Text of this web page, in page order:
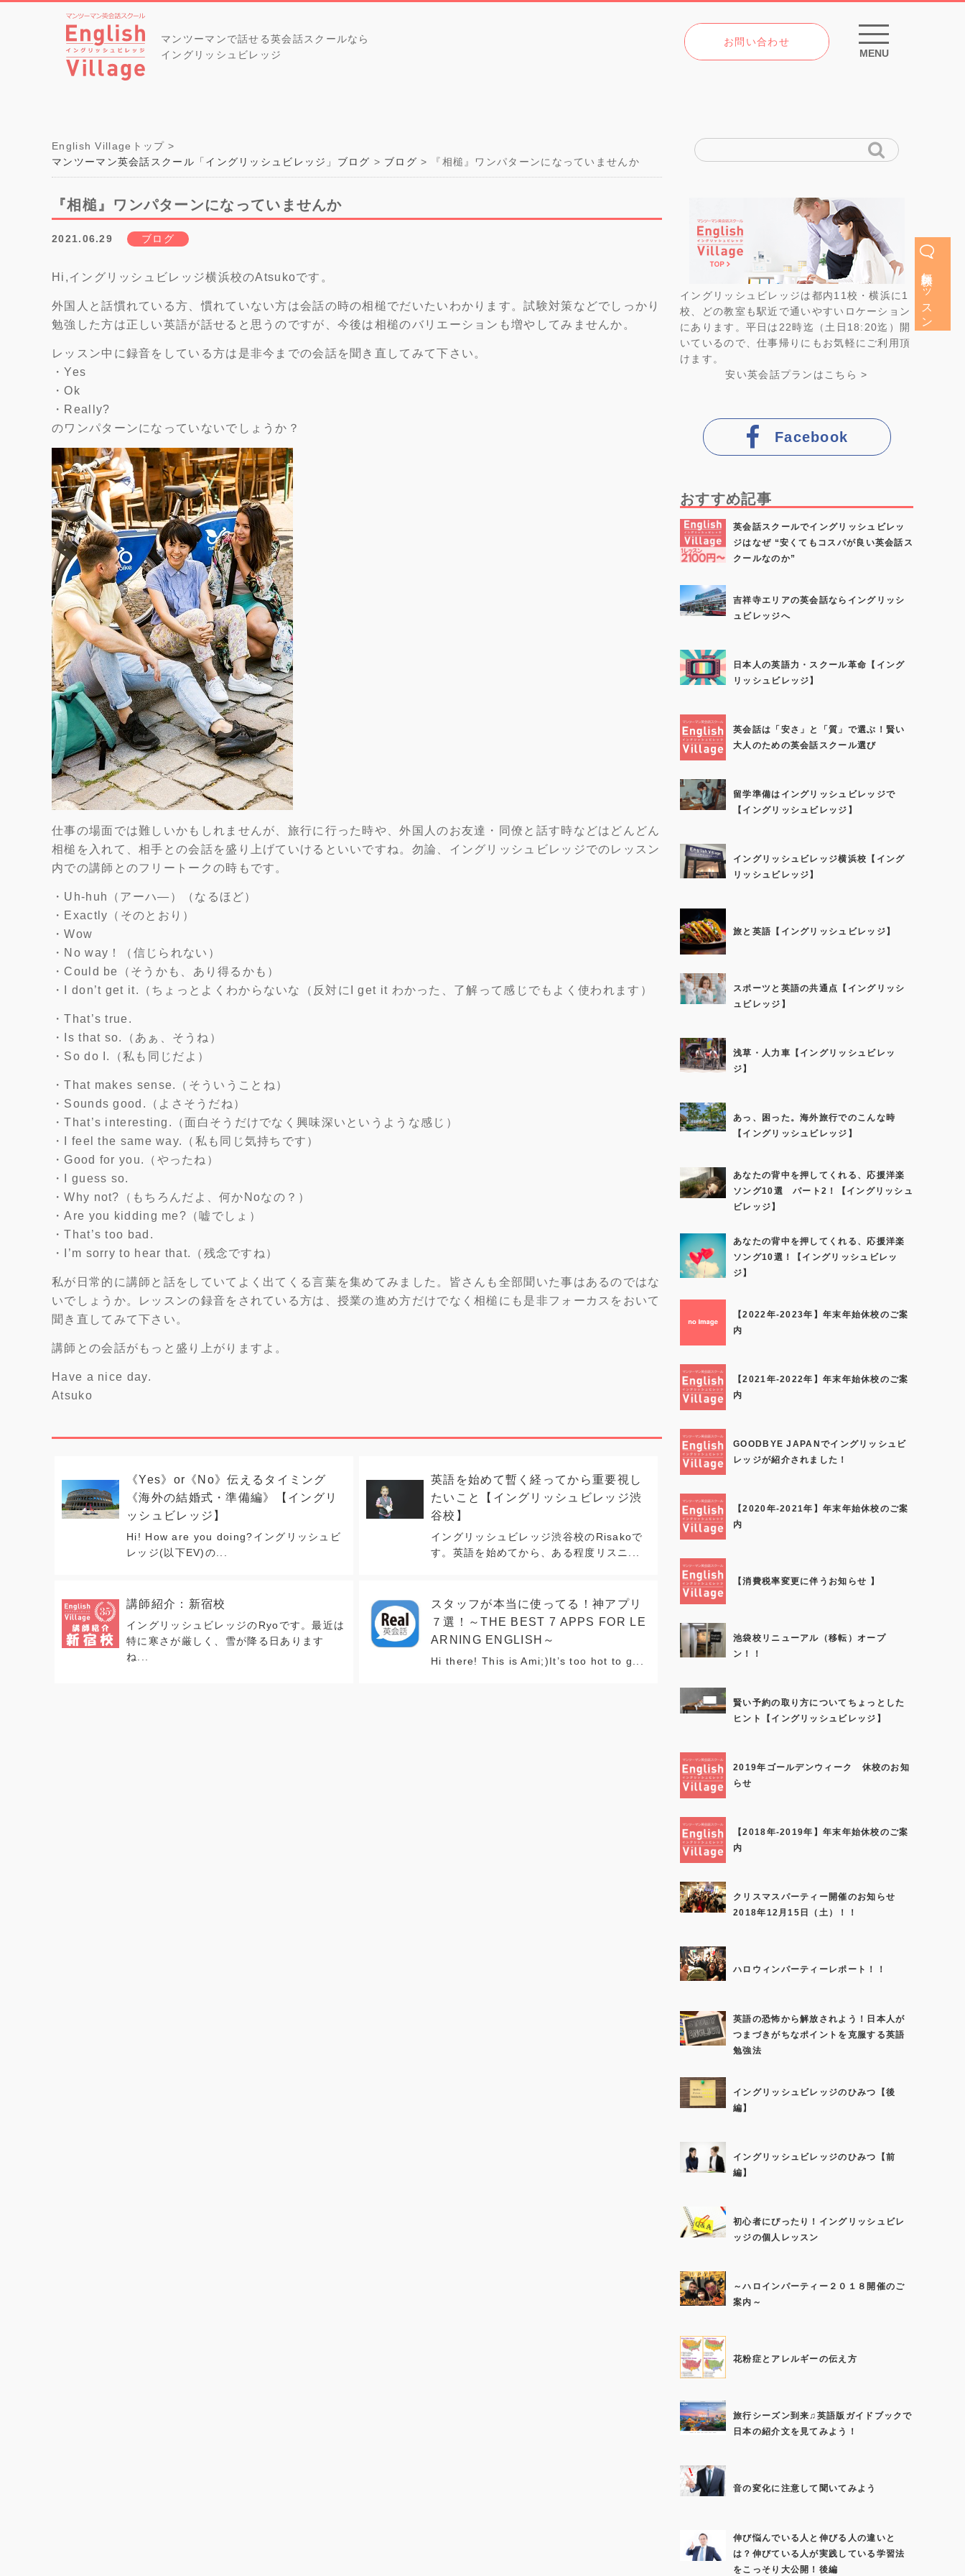
無料体験レッスン
マンツーマンで話せる英会話スクールなら
イングリッシュビレッジ
お問い合わせ
MENU
English Villageトップ
マンツーマン英会話スクール「イングリッシュビレッジ」ブログ
ブログ 『相槌』ワンパターンになっていませんか
『相槌』ワンパターンになっていませんか
2021.06.29 ブログ
Hi,イングリッシュビレッジ横浜校のAtsukoです。
外国人と話慣れている方、慣れていない方は会話の時の相槌でだいたいわかります。試験対策などでしっかり
勉強した方は正しい英語が話せると思うのですが、今後は相槌のバリエーションも増やしてみませんか。
レッスン中に録音をしている方は是非今までの会話を聞き直してみて下さい。
・Yes
・Ok
・Really?
のワンパターンになっていないでしょうか？
仕事の場面では難しいかもしれませんが、旅行に行った時や、外国人のお友達・同僚と話す時などはどんどん
相槌を入れて、相手との会話を盛り上げていけるといいですね。勿論、イングリッシュビレッジでのレッスン
内での講師とのフリートークの時もです。
・Uh-huh（アーハ―）（なるほど）
・Exactly（そのとおり）
・Wow
・No way！（信じられない）
・Could be（そうかも、あり得るかも）
・I don’t get it.（ちょっとよくわからないな（反対にI get it わかった、了解って感じでもよく使われます）
・That’s true.
・Is that so.（あぁ、そうね）
・So do I.（私も同じだよ）
・That makes sense.（そういうことね）
・Sounds good.（よさそうだね）
・That’s interesting.（面白そうだけでなく興味深いというような感じ）
・I feel the same way.（私も同じ気持ちです）
・Good for you.（やったね）
・I guess so.
・Why not?（もちろんだよ、何かNoなの？）
・Are you kidding me?（嘘でしょ）
・That’s too bad.
・I’m sorry to hear that.（残念ですね）
私が日常的に講師と話をしていてよく出てくる言葉を集めてみました。皆さんも全部聞いた事はあるのではな
いでしょうか。レッスンの録音をされている方は、授業の進め方だけでなく相槌にも是非フォーカスをおいて
聞き直してみて下さい。
講師との会話がもっと盛り上がりますよ。
Have a nice day.
Atsuko
《Yes》or《No》伝えるタイミング
《海外の結婚式・準備編》【イングリ
ッシュビレッジ】
Hi! How are you doing?イングリッシュビ
レッジ(以下EV)の...
英語を始めて暫く経ってから重要視し
たいこと【イングリッシュビレッジ渋
谷校】
イングリッシュビレッジ渋谷校のRisakoで
す。英語を始めてから、ある程度リスニ...
講師紹介：新宿校
イングリッシュビレッジのRyoです。最近は
特に寒さが厳しく、雪が降る日あります
ね...
スタッフが本当に使ってる！神アプリ
７選！～THE BEST 7 APPS FOR LE
ARNING ENGLISH～
Hi there! This is Ami;)It’s too hot to g...
イングリッシュビレッジは都内11校・横浜に1
校、どの教室も駅近で通いやすいロケーション
にあります。平日は22時迄（土日18:20迄）開
いているので、仕事帰りにもお気軽にご利用頂
けます。
安い英会話プラン はこちら >
Facebook
おすすめ記事
英会話スクールでイングリッシュビレッ
ジはなぜ “安くてもコスパが良い英会話ス
クールなのか”
吉祥寺エリアの英会話ならイングリッシ
ュビレッジへ
日本人の英語力・スクール革命【イング
リッシュビレッジ】
英会話は「安さ」と「質」で選ぶ！賢い
大人のための英会話スクール選び
留学準備はイングリッシュビレッジで
【イングリッシュビレッジ】
イングリッシュビレッジ横浜校【イング
リッシュビレッジ】
旅と英語【イングリッシュビレッジ】
スポーツと英語の共通点【イングリッシ
ュビレッジ】
浅草・人力車【イングリッシュビレッ
ジ】
あっ、困った。海外旅行でのこんな時
【イングリッシュビレッジ】
あなたの背中を押してくれる、応援洋楽
ソング10選 パート2！【イングリッシュ
ビレッジ】
あなたの背中を押してくれる、応援洋楽
ソング10選！【イングリッシュビレッ
ジ】
【2022年-2023年】年末年始休校のご案
内
【2021年-2022年】年末年始休校のご案
内
GOODBYE JAPANでイングリッシュビ
レッジが紹介されました！
【2020年-2021年】年末年始休校のご案
内
【消費税率変更に伴うお知らせ 】
池袋校リニューアル（移転）オープ
ン！！
賢い予約の取り方についてちょっとした
ヒント【イングリッシュビレッジ】
2019年ゴールデンウィーク 休校のお知
らせ
【2018年-2019年】年末年始休校のご案
内
クリスマスパーティー開催のお知らせ
2018年12月15日（土）！！
ハロウィンパーティーレポート！！
英語の恐怖から解放されよう！日本人が
つまづきがちなポイントを克服する英語
勉強法
イングリッシュビレッジのひみつ【後
編】
イングリッシュビレッジのひみつ【前
編】
初心者にぴったり！イングリッシュビレ
ッジの個人レッスン
～ハロインパーティー２０１８開催のご
案内～
花粉症とアレルギーの伝え方
旅行シーズン到来♫英語版ガイドブックで
日本の紹介文を見てみよう！
音の変化に注意して聞いてみよう
伸び悩んでいる人と伸びる人の違いと
は？伸びている人が実践している学習法
をこっそり大公開！後編